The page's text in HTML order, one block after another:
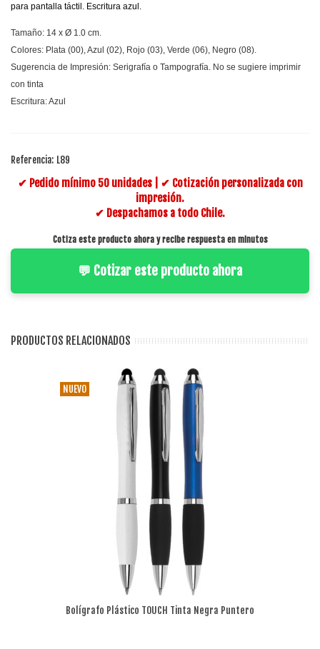
para pantalla táctil. Escritura azul.
Tamaño: 14 x Ø 1.0 cm.
Colores: Plata (00), Azul (02), Rojo (03), Verde (06), Negro (08).
Sugerencia de Impresión: Serigrafía o Tampografía. No se sugiere imprimir
con tinta
Escritura: Azul
Referencia: L89
✔ Pedido mínimo 50 unidades | ✔ Cotización personalizada con
impresión.
✔ Despachamos a todo Chile.
Cotiza este producto ahora y recibe respuesta en minutos
💬 Cotizar este producto ahora
PRODUCTOS RELACIONADOS
NUEVO
Bolígrafo Plástico TOUCH Tinta Negra Puntero